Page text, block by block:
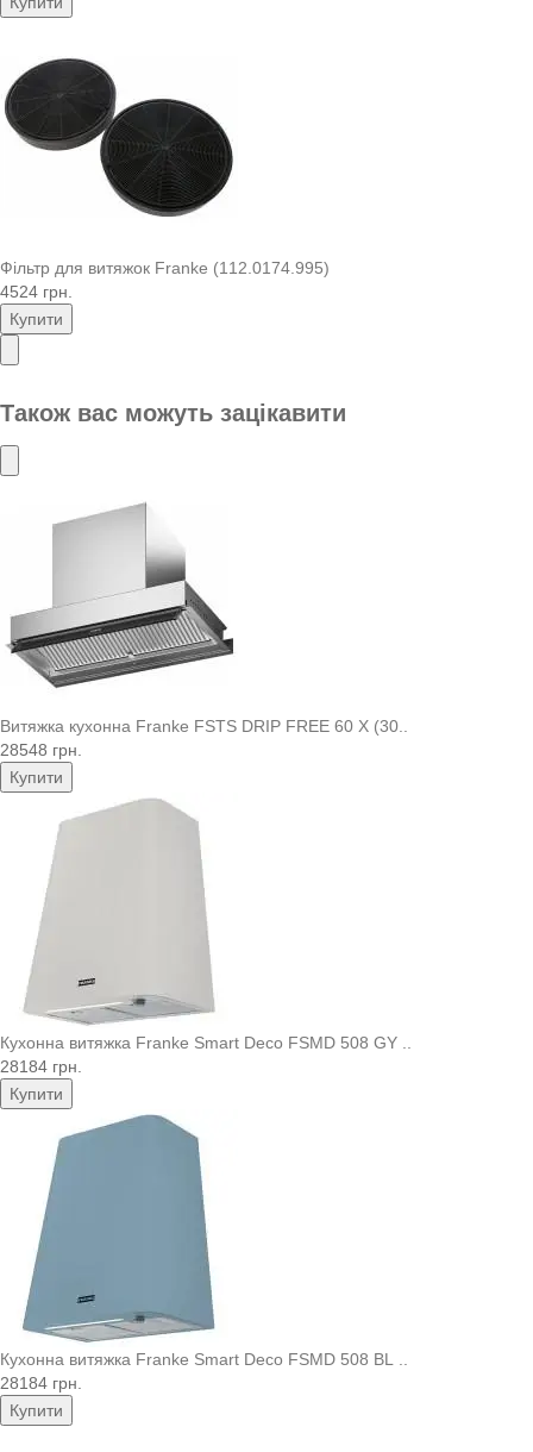
Фільтр для витяжок Franke (112.0174.995)
4524 грн.
Купити
Також вас можуть зацікавити
Витяжка кухонна Franke FSTS DRIP FREE 60 X (30..
28548 грн.
Купити
Кухонна витяжка Franke Smart Deco FSMD 508 GY ..
28184 грн.
Купити
Кухонна витяжка Franke Smart Deco FSMD 508 BL ..
28184 грн.
Купити